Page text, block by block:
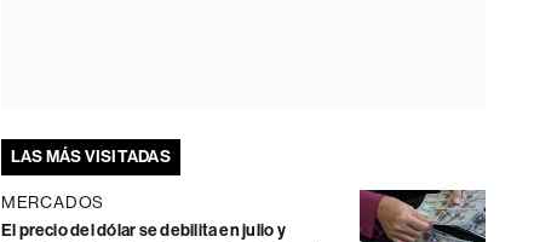
LAS MÁS VISITADAS
MERCADOS
El precio del dólar se debilita en julio y